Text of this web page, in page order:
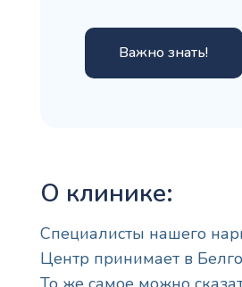
Важно знать!
О клинике:
Специалисты нашего
Центр принимает в